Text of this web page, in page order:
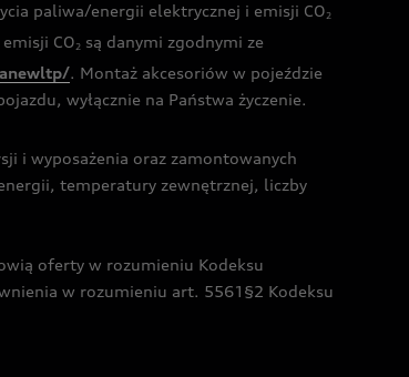
paliwa/energii elektrycznej i emisji CO2
CO2 są danymi zgodnymi ze
. Montaż akcesoriów w pojeździe
wyłącznie na Państwa życzenie.
i wyposażenia oraz zamontowanych
temperatury zewnętrznej, liczby
oferty w rozumieniu Kodeksu
w rozumieniu art. 5561§2 Kodeksu